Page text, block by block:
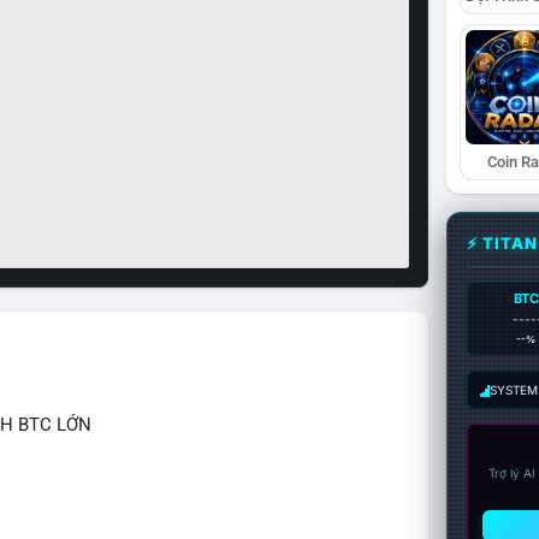
BTC LỚN
Coin
⚡
BTC
--%
Trợ lý